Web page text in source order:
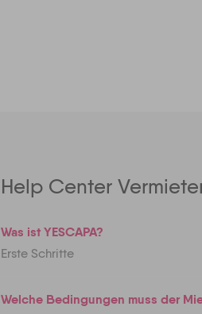
Help Center
Was ist YESCAPA?
Erste Schritte
Welche Bedingungen muss der